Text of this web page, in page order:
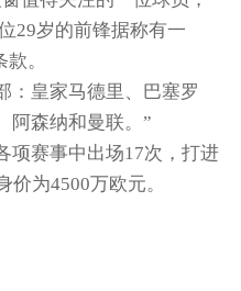
29岁的前锋据称有一
。
：皇家马德里、巴塞罗
阿森纳和曼联。”
项赛事中出场17次，打进
为4500万欧元。